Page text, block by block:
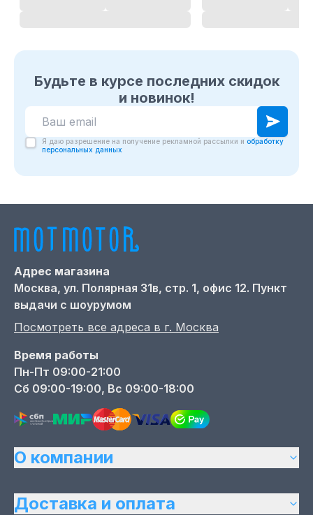
Будьте в курсе последних скидок
и новинок!
Я даю разрешение на получение рекламной рассылки и обработку
персональных данных
Адрес магазина
Москва, ул. Полярная 31в, стр. 1, офис 12. Пункт
выдачи с шоурумом
Посмотреть все адреса в г. Москва
Время работы
Пн-Пт 09:00-21:00
Сб 09:00-19:00, Вс 09:00-18:00
О компании
Доставка и оплата